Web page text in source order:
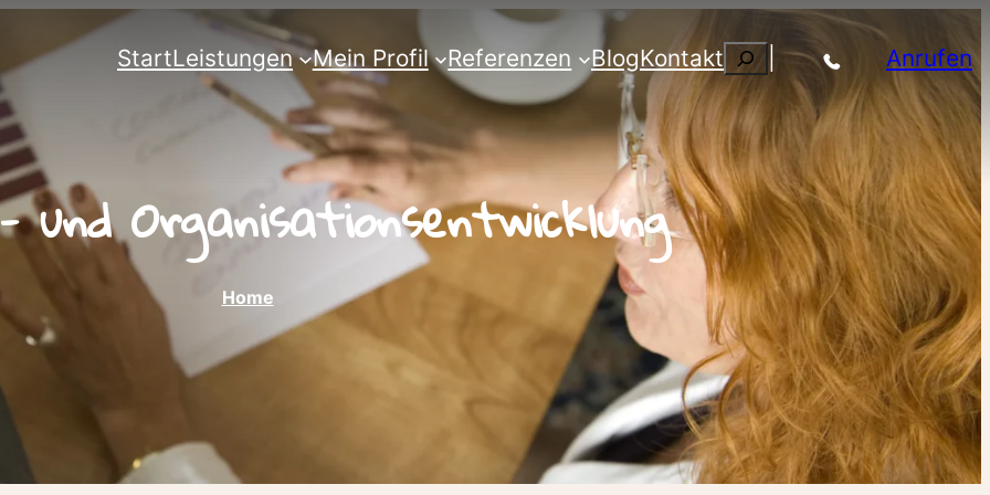
StartLeistungen Mein Profil Referenzen BlogKontakt Suchen Anrufen
und Organisationsentwicklung
Home